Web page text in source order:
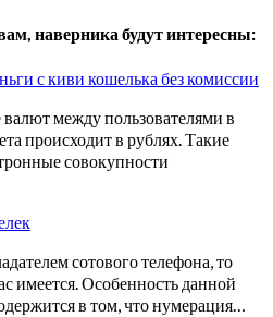
наверника будут интересны:
с киви кошелька без комиссии
между пользователями в
происходит в рублях. Такие
совокупности
сотового телефона, то
имеется. Особенность данной
в том, что нумерация…